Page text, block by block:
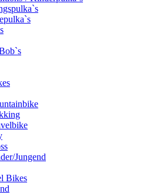
Jungend
Bikes